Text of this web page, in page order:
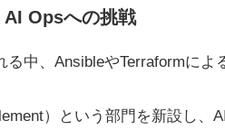
AI Opsへの挑戦
中、AnsibleやTerraformに
）という部門を新設し、